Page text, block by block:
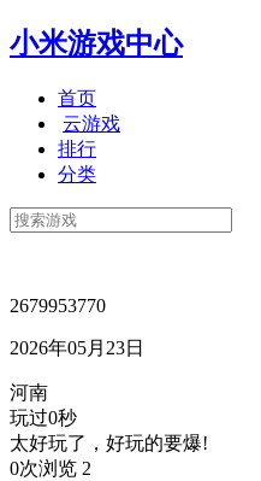
小米游戏中心
首页
云游戏
排行
分类
2679953770
2026年05月23日
河南
玩过0秒
太好玩了，好玩的要爆!
0次浏览 2